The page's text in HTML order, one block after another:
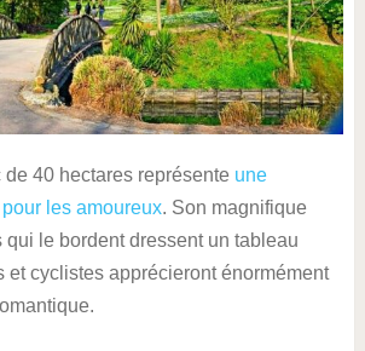
40 hectares représente une
les amoureux. Son magnifique
qui le bordent dressent un tableau
et cyclistes apprécieront énormément